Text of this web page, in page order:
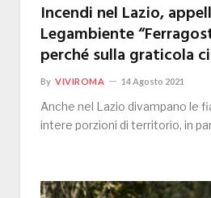
Incendi nel Lazio,
Legambiente
perché sulla graticola
By VIVIROMA 14 Agosto 2021
Anche nel Lazio divampano le
intere porzioni di territorio, in